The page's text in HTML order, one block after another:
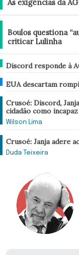
As exigências da
Boulos questiona
criticar Lulinha
Brasil
Discord responde à
Mundo
EUA descartam
Análise
Crusoé: Discord,
cidadão como incapaz
Wilson Lima
Análise
Crusoé: Janja adere
Duda Teixeira